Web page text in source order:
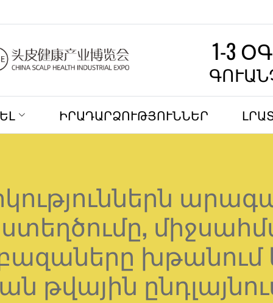
1-3
ԻՐԱԴԱՐՁՈՒԹՅՈՒՆՆԵՐ
խթանում
թվային